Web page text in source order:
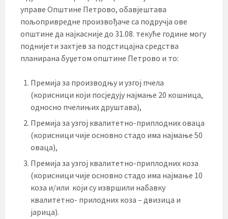
управе Општине Петрово, обавјештава
пољопривредне произвођаче са подручја ове
општине да најкасније до 31.08. текуће године могу
поднијети захтјев за подстицајна средства
планирана буџетом општине Петрово и то:
Премија за производњу и узгој пчела
(корисници који посједују најмање 20 кошница,
односно пчелињих друштава),
Премија за узгој квалитетно-приплодних оваца
(корисници чије основно стадо има најмање 50
оваца),
Премија за узгој квалитетно-приплодних коза
(корисници чије основно стадо има најмање 10
коза и/или који су извршили набавку
квалитетно- прилодних коза – двизица и
јарица).